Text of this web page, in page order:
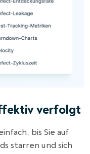
verfolgt
bis Sie auf
starren und sich